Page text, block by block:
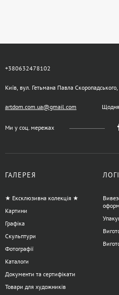
+380632478102
Київ, вул. Гетьмана Павла
artdom.com.ua@gmail.com
Ми у соц. мережах
ГАЛЕРЕЯ
★ Ексклюзивна колекція ★
Картини
Графіка
Скульптури
Фотографії
Каталоги
Документи та сертифікати
Товари для художників